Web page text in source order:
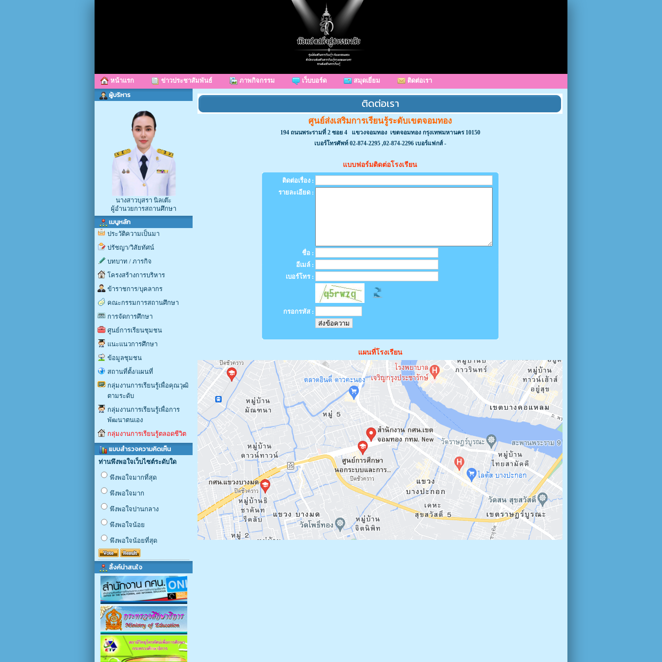
หน้าแรก ข่าวประชาสัมพันธ์ ภาพกิจกรรม เว็บบอร์ด สมุดเยี่ยม ติดต่อเรา
ผู้บริหาร
นางสาวบุสรา นิลเต๊ะ
ผู้อำนวยการสถานศึกษา
เมนูหลัก
ประวัติความเป็นมา
ปรัชญา/วิสัยทัศน์
บทบาท / ภารกิจ
โครงสร้างการบริหาร
ข้าราชการ/บุคลากร
คณะกรรมการสถานศึกษา
การจัดการศึกษา
ศูนย์การเรียนชุมชน
แนะแนวการศึกษา
ข้อมูลชุมชน
สถานที่ตั้ง/แผนที่
กลุ่มงานการเรียนรู้เพื่อคุณวุฒิ
ตามระดับ
กลุ่มงานการเรียนรู้เพื่อการ
พัฒนาตนเอง
กลุ่มงานการเรียนรู้ตลอดชีวิต
แบบสำรวจความคิดเห็น
ท่านพึงพอใจเว็บไซต์ระดับใด
พึงพอใจมากที่สุด
พึงพอใจมาก
พึงพอใจปานกลาง
พึงพอใจน้อย
พึงพอใจน้อยที่สุด
ลิ้งค์น่าสนใจ
ติดต่อเรา
ศูนย์ส่งเสริมการเรียนรู้ระดับเขตจอมทอง
194 ถนนพระรามที่ 2 ซอย 4 แขวงจอมทอง เขตจอมทอง กรุงเทพมหานคร 10150
เบอร์โทรศัพท์ 02-874-2295 ,02-874-2296 เบอร์แฟกส์ -
แบบฟอร์มติดต่อโรงเรียน
ติดต่อเรื่อง :
รายละเอียด :
ชื่อ :
อีเมล์ :
เบอร์โทร :
กรอกรหัส :
แผนที่โรงเรียน